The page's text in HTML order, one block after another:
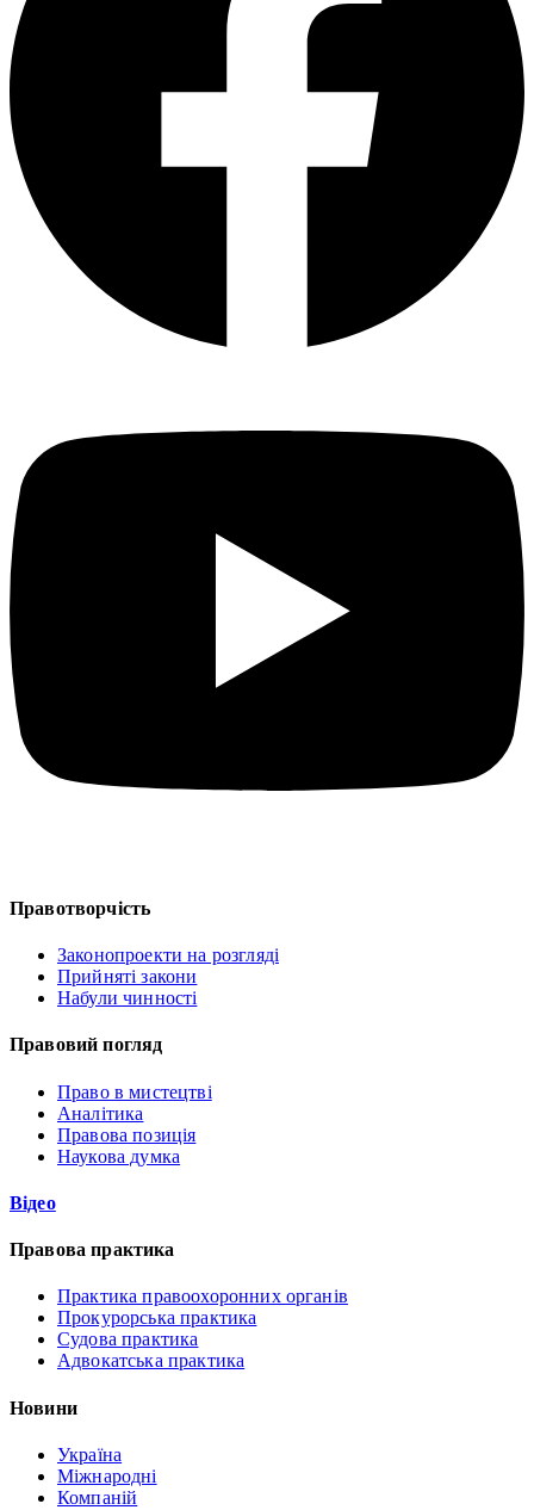
Правотворчість
Законопроекти на розгляді
Прийняті закони
Набули чинності
Правовий погляд
Право в мистецтві
Аналітика
Правова позиція
Наукова думка
Відео
Правова практика
Практика правоохоронних органів
Прокурорська практика
Судова практика
Адвокатська практика
Новини
Україна
Міжнародні
Компаній